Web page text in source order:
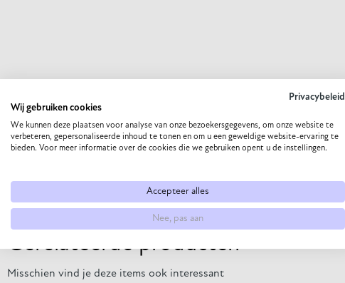
Gerelateerde producten
Misschien vind je deze items ook interessant
Privacybeleid
Wij gebruiken cookies
We kunnen deze plaatsen voor analyse van onze bezoekersgegevens, om onze website te
verbeteren, gepersonaliseerde inhoud te tonen en om u een geweldige website-ervaring te
bieden. Voor meer informatie over de cookies die we gebruiken opent u de instellingen.
Accepteer alles
Nee, pas aan